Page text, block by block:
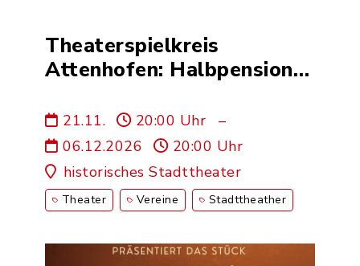
Theaterspielkreis
Attenhofen: Halbpension
21.11. 20:00 Uhr
–
06.12.2026
20:00 Uhr
historisches Stadttheater
Theater Vereine Stadttheather